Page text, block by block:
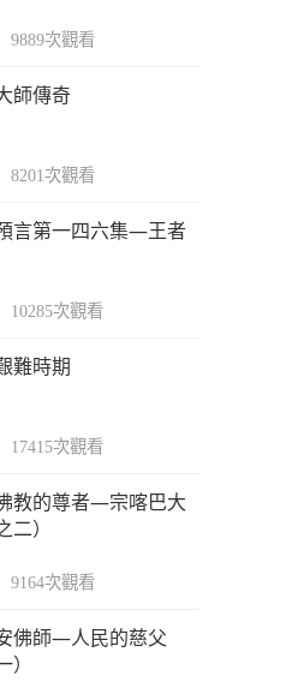
9889次觀看
師傳奇
8201次觀看
言第一四六集—王者
10285次觀看
難時期
17415次觀看
教的尊者—宗喀巴大
）
9164次觀看
佛師—人民的慈父